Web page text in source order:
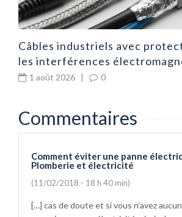
Câbles industriels avec
les interférences
1 août 2026 | 0
Commentaires
Comment éviter une panne
Plomberie et électricité
(11/02/2018 - 18 h 40 min)
[…] cas de doute et si vous n’avez